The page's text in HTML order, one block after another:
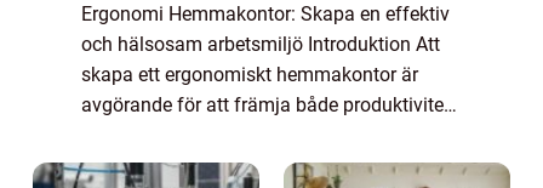
Ergonomi Hemmakontor: Skapa en effektiv
och hälsosam arbetsmiljö Introduktion Att
skapa ett ergonomiskt hemmakontor är
avgörande för att främja både produktivitet
att arbeta hemifrån blir det viktigare ä...